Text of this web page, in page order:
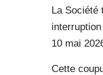
La Société
10 mai
Cette